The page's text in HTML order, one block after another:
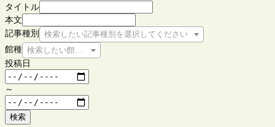
タイトル
本文
記事種別
検索したい記事種別を選択してください
館種 検索したい館種を選択してください
投稿日
～
検索